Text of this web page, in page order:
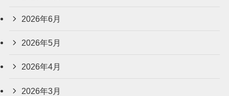
2026年6月
2026年5月
2026年4月
2026年3月